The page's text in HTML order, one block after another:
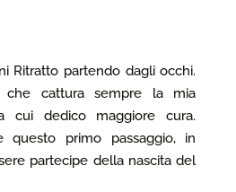
Ritratto partendo dagli occhi.
cattura sempre la mia
cui dedico maggiore cura.
questo primo passaggio, in
partecipe della nascita del